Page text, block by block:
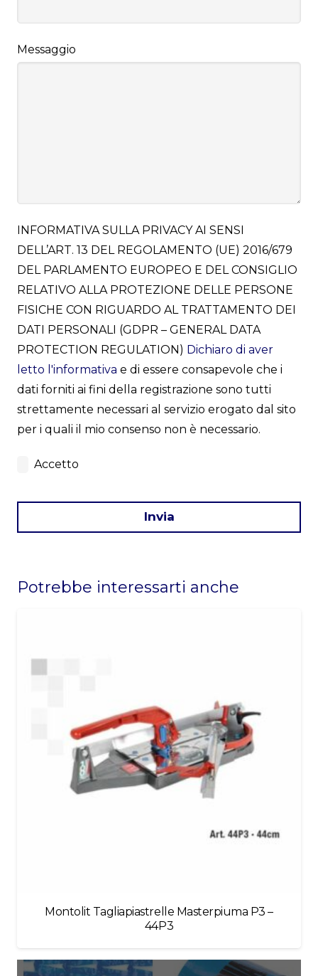
Messaggio
INFORMATIVA SULLA PRIVACY AI SENSI
DELL’ART. 13 DEL REGOLAMENTO (UE) 2016/679
DEL PARLAMENTO EUROPEO E DEL CONSIGLIO
RELATIVO ALLA PROTEZIONE DELLE PERSONE
FISICHE CON RIGUARDO AL TRATTAMENTO DEI
DATI PERSONALI (GDPR – GENERAL DATA
PROTECTION REGULATION) Dichiaro di aver
letto l'informativa e di essere consapevole che i
dati forniti ai fini della registrazione sono tutti
strettamente necessari al servizio erogato dal sito
per i quali il mio consenso non è necessario.
Accetto
Invia
should
Potrebbe interessarti anche
Montolit Tagliapiastrelle Masterpiuma P3 –
44P3